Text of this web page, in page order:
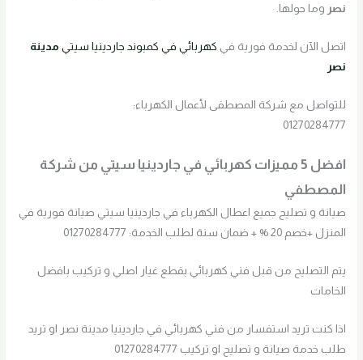
نصر وما حولها.
اتصل الآن لخدمة فورية في كهربائي في كمبوند جاردينيا سيتي مدينة
نصر
للتواصل مع شركة المصطفى لأعمال الكهرباء:
01270284777
افضل 5 مميزات كهربائي في جاردينيا سيتي من شركة
المصطفي
صيانة و تصليح جميع اعطال الكهرباء في جاردينيا سيتي صيانة فورية في
المنزل +خصم 20 % + ضمان سنة لطلب الخدمة: 01270284777
يتم التصليح من قبل فني كهربائي بقطع غيار اصلي و تركيب بافضل
الخامات
اذا كنت تريد استفسار من فني كهربائي في جاردينيا مدينة نصر او تريد
طلب خدمة صيانة و تصليح او تركيب 01270284777